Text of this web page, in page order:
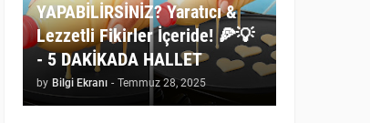
YAPABİLİRSİNİZ? Yaratıcı &
Lezzetli Fikirler İçeride! 🍕💡
- 5 DAKİKADA HALLET
by Bilgi Ekranı - Temmuz 28, 2025